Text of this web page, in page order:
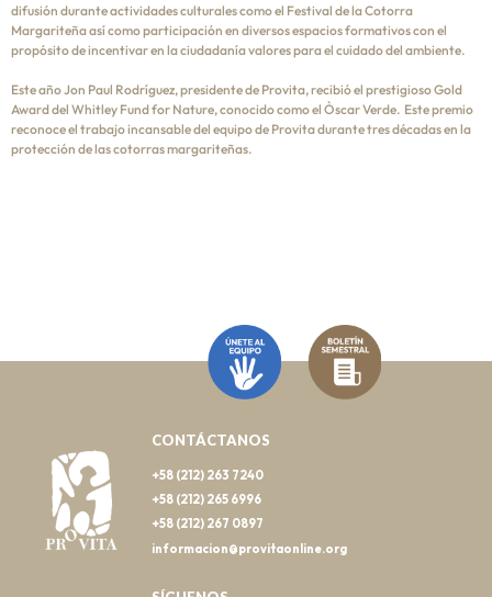
difusión durante actividades culturales como el Festival de la Cotorra
Margariteña así como participación en diversos espacios formativos con el
propósito de incentivar en la ciudadanía valores para el cuidado del ambiente.
Este año Jon Paul Rodríguez, presidente de Provita, recibió el prestigioso Gold
Award del Whitley Fund for Nature, conocido como el Òscar Verde. Este premio
reconoce el trabajo incansable del equipo de Provita durante tres décadas en la
protección de las cotorras margariteñas.
CONTÁCTANOS
+58 (212) 263 7240
+58 (212) 265 6996
+58 (212) 267 0897
informacion@provitaonline.org